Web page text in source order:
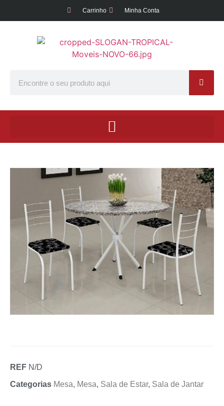
Carrinho Minha Conta
REF N/D
Categorias Mesa, Mesa, Sala de Estar, Sala de Jantar